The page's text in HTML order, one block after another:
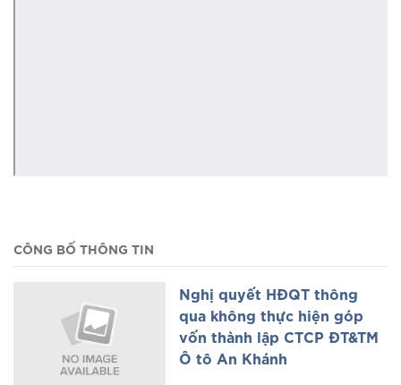
CÔNG BỐ THÔNG TIN
Nghị quyết HĐQT thông
qua không thực hiện góp
vốn thành lập CTCP ĐT&TM
Ô tô An Khánh